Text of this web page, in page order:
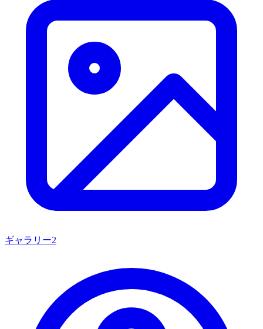
ギャラリー2